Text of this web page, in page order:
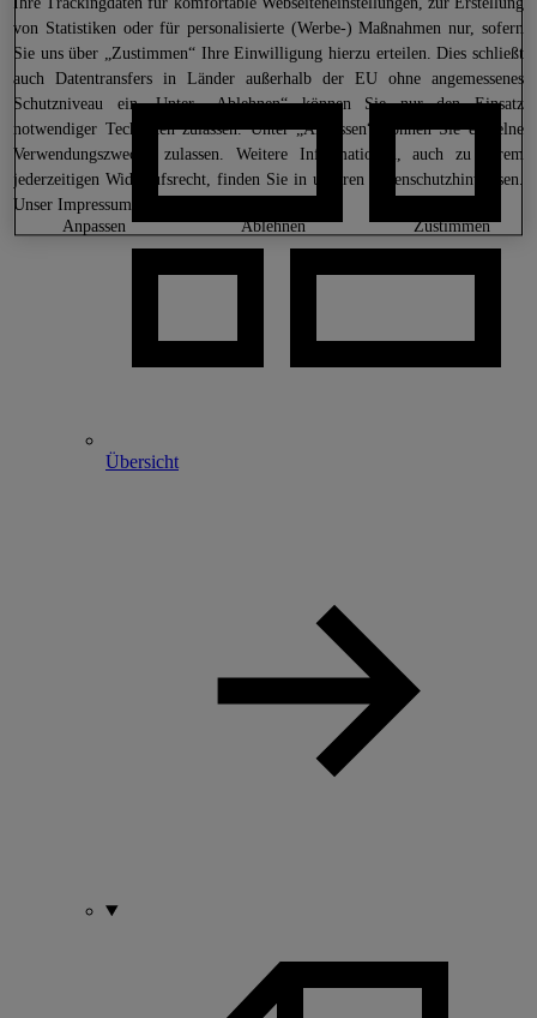
Übersicht
von Statistiken oder für personalisierte (Werbe-) Maßnahmen nur, sofern
Sie uns über „Zustimmen“ Ihre Einwilligung hierzu erteilen. Dies schließt
auch Datentransfers in Länder außerhalb der EU ohne angemessenes
Schutzniveau ein. Unter „Ablehnen“ können Sie nur den Einsatz
notwendiger Techniken zulassen. Unter „Anpassen“ können Sie einzelne
Verwendungszwecke zulassen. Weitere Informationen, auch zu Ihrem
jederzeitigen Widerrufsrecht, finden Sie in unseren
Datenschutzhinweisen
Unser Impressum finden Sie
ablehnen
zustimmen
anpassen